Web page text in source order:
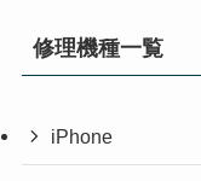
修理機種一覧
iPhone